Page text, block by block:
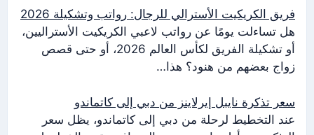
فريق الكريكيت الأسترالي للرجال: رواتب وتشكيلة 2026
هل تساءلت يومًا عن رواتب لاعبي الكريكيت الأستراليين،
أو تشكيلة الفريق لكأس العالم 2026، أو حتى قصص
زواج بعضهم من هنود؟ هذا…
سعر تذكرة نايبل إيرلاينز من دبي إلى كاتماندو
عند التخطيط لرحلة من دبي إلى كاتماندو، يظل سعر